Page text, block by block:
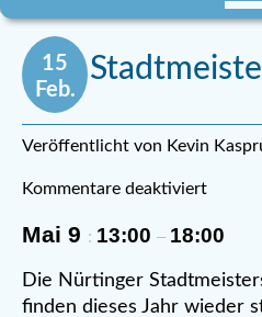
15
Feb.
Veröffentlicht von Kevin
Kommentare deaktiviert
Mai 9 : 13:00 – 18:00
Die Nürtinger
finden dieses Jahr wieder